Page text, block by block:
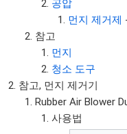
전화 : 031-8065-5299 |
로 13, B동(complex동)
COPYRIGHT (C) 투고기술
투고기술 위키 저작권
공압
먼지 제거제
참고
먼지
청소 도구
참고, 먼지 제거기
Rubber Air Blower
사용법